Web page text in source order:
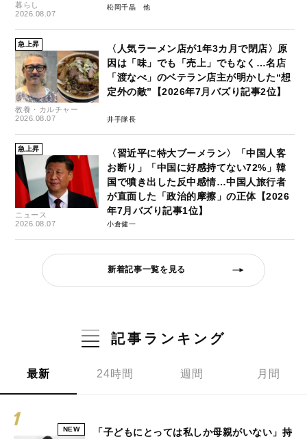
暮らし
2026.08.07
松岡千晶
急上昇
教養・カルチャー
2026.08.07
〈人気ラーメン店が1年3カ月で閉店〉原
因は「味」でも「売上」でもなく…名店
「渡なべ」のベテラン店主が明かした“想
定外の敵”【2026年7月バズり記事2位】
井手隊長
急上昇
ニュース
2026.08.07
〈習近平に特大ブーメラン〉「中国人客
お断り」「中国に好感持てない72%」韓
国で噴き出した反中感情…中国人旅行者
が直面した「政治的摩擦」の正体【2026
年7月バズり記事1位】
小倉健一
新着記事一覧を見る
記事ランキング
最新 24時間 週間 月間
NEW
「子どもにとっては私しか母親がいない」持